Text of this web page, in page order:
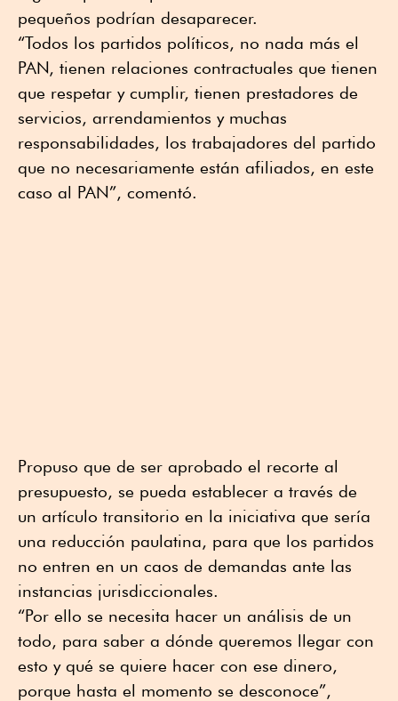
pequeños podrían desaparecer.
“Todos los partidos políticos, no nada más el
PAN, tienen relaciones contractuales que tienen
que respetar y cumplir, tienen prestadores de
servicios, arrendamientos y muchas
responsabilidades, los trabajadores del partido
que no necesariamente están afiliados, en este
caso al PAN”, comentó.
Propuso que de ser aprobado el recorte al
presupuesto, se pueda establecer a través de
un artículo transitorio en la iniciativa que sería
una reducción paulatina, para que los partidos
no entren en un caos de demandas ante las
instancias jurisdiccionales.
“Por ello se necesita hacer un análisis de un
todo, para saber a dónde queremos llegar con
esto y qué se quiere hacer con ese dinero,
porque hasta el momento se desconoce”,